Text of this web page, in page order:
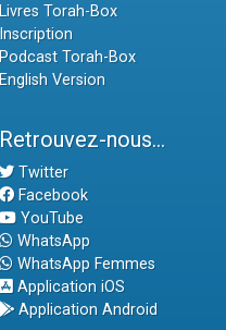
Livres Torah-Box
Inscription
Podcast Torah-Box
English Version
Retrouvez-nous...
Twitter
Facebook
YouTube
WhatsApp
WhatsApp Femmes
Application iOS
Application Android